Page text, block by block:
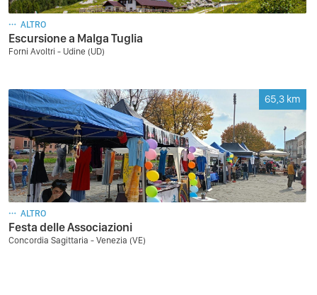
ALTRO
Escursione a Malga Tuglia
Forni Avoltri - Udine (UD)
65,3 km
ALTRO
Festa delle Associazioni
Concordia Sagittaria - Venezia (VE)